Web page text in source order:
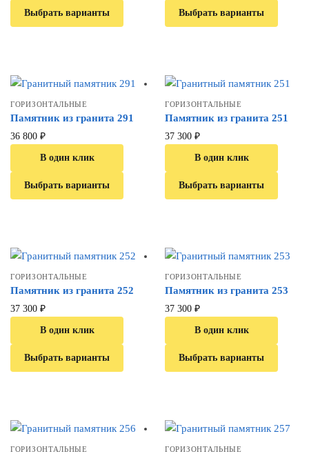
Выбрать варианты Выбрать варианты
ГОРИЗОНТАЛЬНЫЕ
Памятник из гранита 291
36 800 ₽
В один клик
Выбрать варианты
ГОРИЗОНТАЛЬНЫЕ
Памятник из гранита 251
37 300 ₽
В один клик
Выбрать варианты
ГОРИЗОНТАЛЬНЫЕ
Памятник из гранита 252
37 300 ₽
В один клик
Выбрать варианты
ГОРИЗОНТАЛЬНЫЕ
Памятник из гранита 253
37 300 ₽
В один клик
Выбрать варианты
ГОРИЗОНТАЛЬНЫЕ ГОРИЗОНТАЛЬНЫЕ